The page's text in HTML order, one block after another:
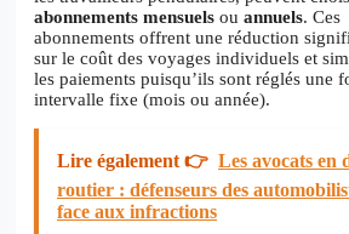
abonnements mensuels ou annuels. Ces
abonnements offrent une réduction
sur le coût des voyages individuels et
les paiements puisqu’ils sont réglés une
intervalle fixe (mois ou année).
Lire également 👉 Les avocats en
routier : défenseurs des
face aux infractions